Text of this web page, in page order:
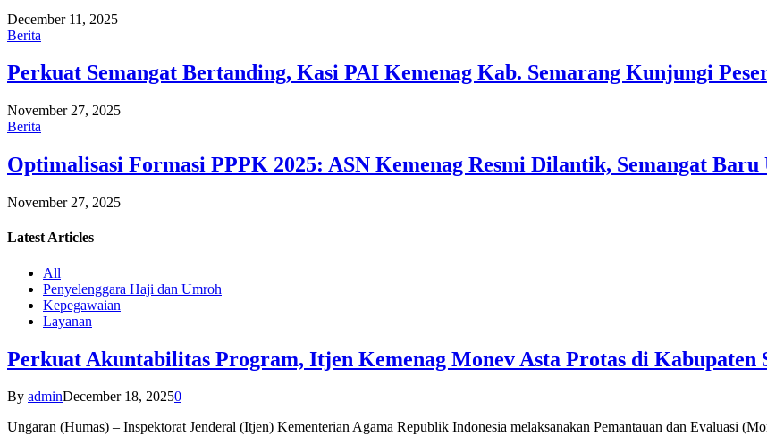
December 11, 2025
Berita
Perkuat Semangat Bertanding, Kasi PAI Kemenag Kab. Semarang Kunjungi
November 27, 2025
Berita
Optimalisasi Formasi PPPK 2025: ASN Kemenag Resmi Dilantik, Semangat
November 27, 2025
Latest Articles
All
Penyelenggara Haji dan Umroh
Kepegawaian
Layanan
Perkuat Akuntabilitas Program, Itjen Kemenag Monev Asta Protas di Kabupaten
By adminDecember 18, 20250
Ungaran (Humas) – Inspektorat Jenderal (Itjen) Kementerian Agama Republik Indonesia melaksanakan Pemantauan dan Evaluasi